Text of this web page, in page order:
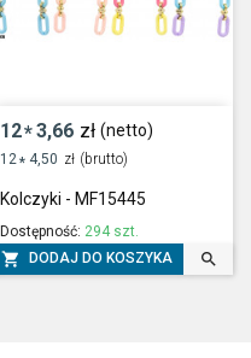
12*3,66 zł (netto)
12* 4,50 zł (brutto)
Kolczyki - MF15445
Dostępność: 294 szt.
 DODAJ DO KOSZYKA 